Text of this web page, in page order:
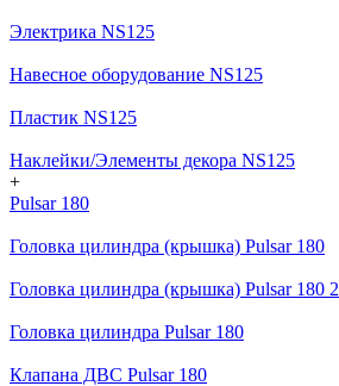
Электрика NS125
Навесное оборудование NS125
Пластик NS125
Наклейки/Элементы декора NS125
+
Pulsar 180
Головка цилиндра (крышка) Pulsar 180
Головка цилиндра (крышка) Pulsar 180 2
Головка цилиндра Pulsar 180
Клапана ДВС Pulsar 180